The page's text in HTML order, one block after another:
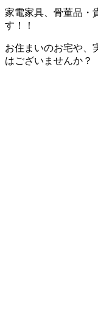
家電家具、骨董品・
す！！
お住まいのお宅や、
はございませんか？